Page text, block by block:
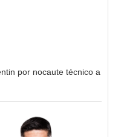
por nocaute técnico a